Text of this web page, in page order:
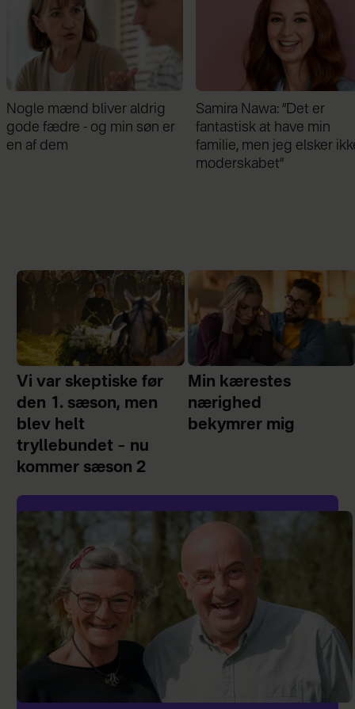
er
Samira Nawa: ”Det er
fantastisk at have min
familie, men jeg elsker ikke
Jeg valgte at
min mand - da
gik forbi hans
chok
Vi var skeptiske før
den 1. sæson, men
blev helt
tryllebundet – nu
kommer sæson 2
Min kærestes
nærighed
bekymrer mig